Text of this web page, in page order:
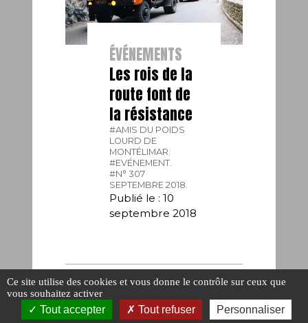
ÉVÉNEMENTS
Les rois de la
route font de
la résistance
#AMIS DU POIDS
LOURD DE
MONTÉLIMAR.
#EVÉNEMENT.
#N° 307
SEPTEMBRE 2018.
Publié le : 10
septembre 2018
Ce site utilise des cookies et vous donne le contrôle sur ceux que
vous souhaitez activer
Tout accepter Tout refuser Personnaliser